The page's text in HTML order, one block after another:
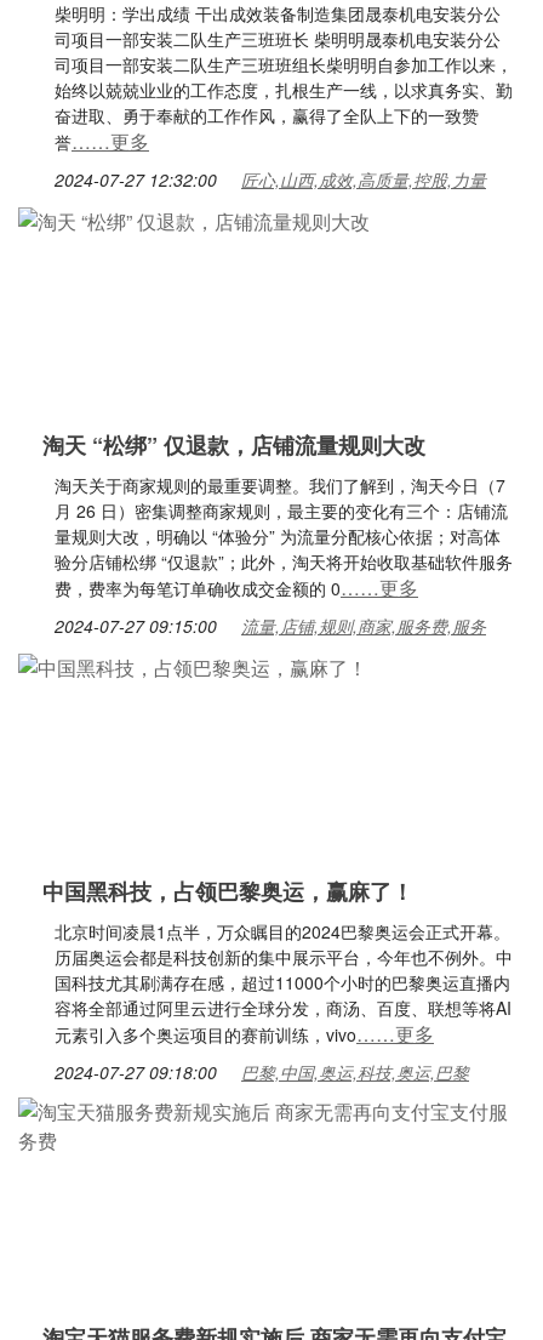
柴明明：学出成绩 干出成效装备制造集团晟泰机电安装分公
司项目一部安装二队生产三班班长 柴明明晟泰机电安装分公
司项目一部安装二队生产三班班组长柴明明自参加工作以来，
始终以兢兢业业的工作态度，扎根生产一线，以求真务实、勤
奋进取、勇于奉献的工作作风，赢得了全队上下的一致赞
誉……更多
2024-07-27 12:32:00 匠心,山西,成效,高质量,控股,力量
淘天 “松绑” 仅退款，店铺流量规则大改
淘天关于商家规则的最重要调整。我们了解到，淘天今日（7
月 26 日）密集调整商家规则，最主要的变化有三个：店铺流
量规则大改，明确以 “体验分” 为流量分配核心依据；对高体
验分店铺松绑 “仅退款”；此外，淘天将开始收取基础软件服务
费，费率为每笔订单确收成交金额的 0……更多
2024-07-27 09:15:00 流量,店铺,规则,商家,服务费,服务
中国黑科技，占领巴黎奥运，赢麻了！
北京时间凌晨1点半，万众瞩目的2024巴黎奥运会正式开幕。
历届奥运会都是科技创新的集中展示平台，今年也不例外。中
国科技尤其刷满存在感，超过11000个小时的巴黎奥运直播内
容将全部通过阿里云进行全球分发，商汤、百度、联想等将AI
元素引入多个奥运项目的赛前训练，vivo……更多
2024-07-27 09:18:00 巴黎,中国,奥运,科技,奥运,巴黎